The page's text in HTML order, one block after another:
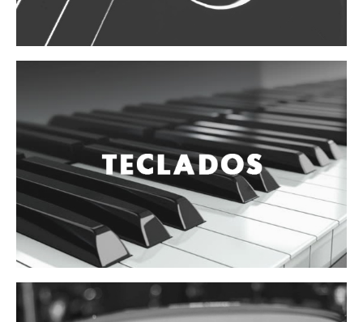
Micrófonos
Mano alámbrico
Inalámbrico diadema y solapa
Inalámbrico para instrumento
Estudio
Corro y escenario
Instalaciones
Cámara, computadora y celular
Pedestales y soportes
Accesorios